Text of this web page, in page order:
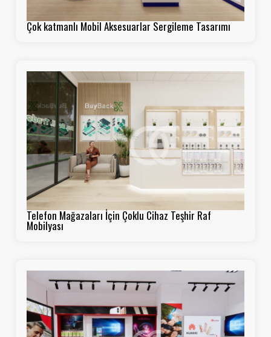
Çok katmanlı Mobil Aksesuarlar Sergileme Tasarımı
Telefon Mağazaları İçin Çoklu Cihaz Teşhir Raf
Mobilyası